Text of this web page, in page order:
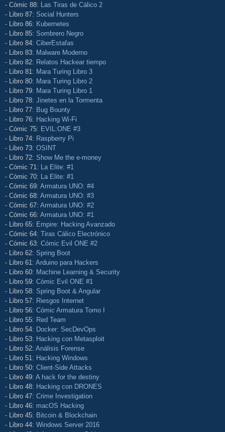
- Cómic 88: Las Tiras de Cálico 2
- Libro 87: Social Hunters
- Libro 86: Kubernetes
- Libro 85: Sombrero Negro
- Libro 84: CiberEstafas
- Libro 83: Malware Moderno
- Libro 82: Relatos Hackear tiempo
- Libro 81: Mara Turing Libro 3
- Libro 80: Mara Turing Libro 2
- Libro 79: Mara Turing Libro 1
- Libro 78: Jinetes en la Tormenta
- Libro 77: Bug Bounty
- Libro 76: Hacking Wi-Fi
- Cómic 75: EVIL:ONE #3
- Libro 74: Raspberry Pi
- Libro 73: OSINT
- Libro 72: Show Me the e-money
- Cómic 71: La Elite: #1
- Cómic 70: La Elite: #1
- Cómic 69: Armatura UNO: #4
- Cómic 68: Armatura UNO: #3
- Cómic 67: Armatura UNO: #2
- Cómic 66: Armatura UNO: #1
- Libro 65: Empire: Hacking Avanzado
- Cómic 64: Tiras Cálico Electrónico
- Cómic 63: Cómic Evil ONE #2
- Libro 62: Spring Boot
- Libro 61: Arduino para Hackers
- Libro 60: Machine Learning & Security
- Libro 59: Cómic Evil ONE #1
- Libro 58: Spring Boot & Angular
- Libro 57: Riesgos Internet
- Libro 56: Cómic Armatura Tomo I
- Libro 55: Red Team
- Libro 54: Docker: SecDevOps
- Libro 53: Hacking con Metasploit
- Libro 52: Análisis Forense
- Libro 51: Hacking Windows
- Libro 50: Client-Side Attacks
- Libro 49: A hack for the destiny
- Libro 48: Hacking con DRONES
- Libro 47: Crime Investigation
- Libro 46: macOS Hacking
- Libro 45: Bitcoin & Blockchain
- Libro 44: Windows Server 2016